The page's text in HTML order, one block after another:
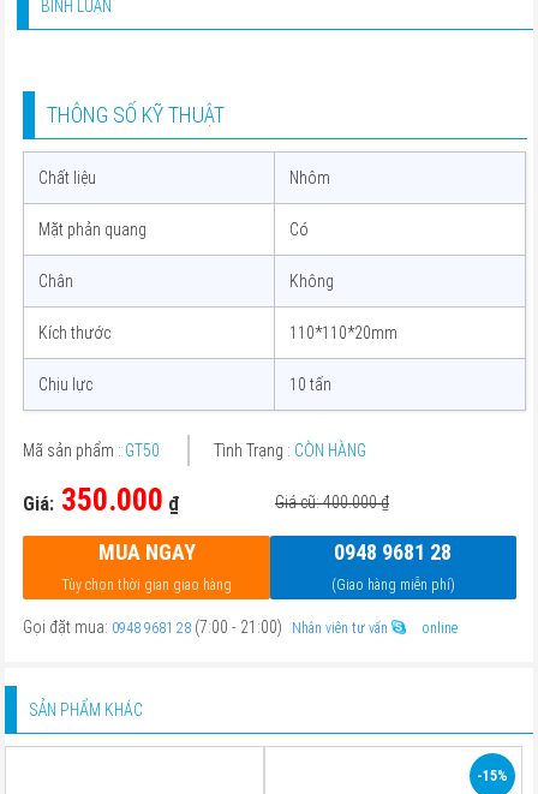
BÌNH LUẬN
THÔNG SỐ KỸ THUẬT
Chất liệu Nhôm
Mặt phản quang Có
Chân Không
Kích thước 110*110*20mm
Chịu lực 10 tấn
Mã sản phẩm : GT50 Tình Trạng : CÒN HÀNG
Giá: 350.000 ₫ Giá cũ: 400.000₫
MUA NGAY
Tùy chọn thời gian giao hàng
0948 9681 28
(Giao hàng miễn phí)
Gọi đặt mua: 0948 9681 28 (7:00 - 21:00) Nhân viên tư vấn online
SẢN PHẨM KHÁC
-15%